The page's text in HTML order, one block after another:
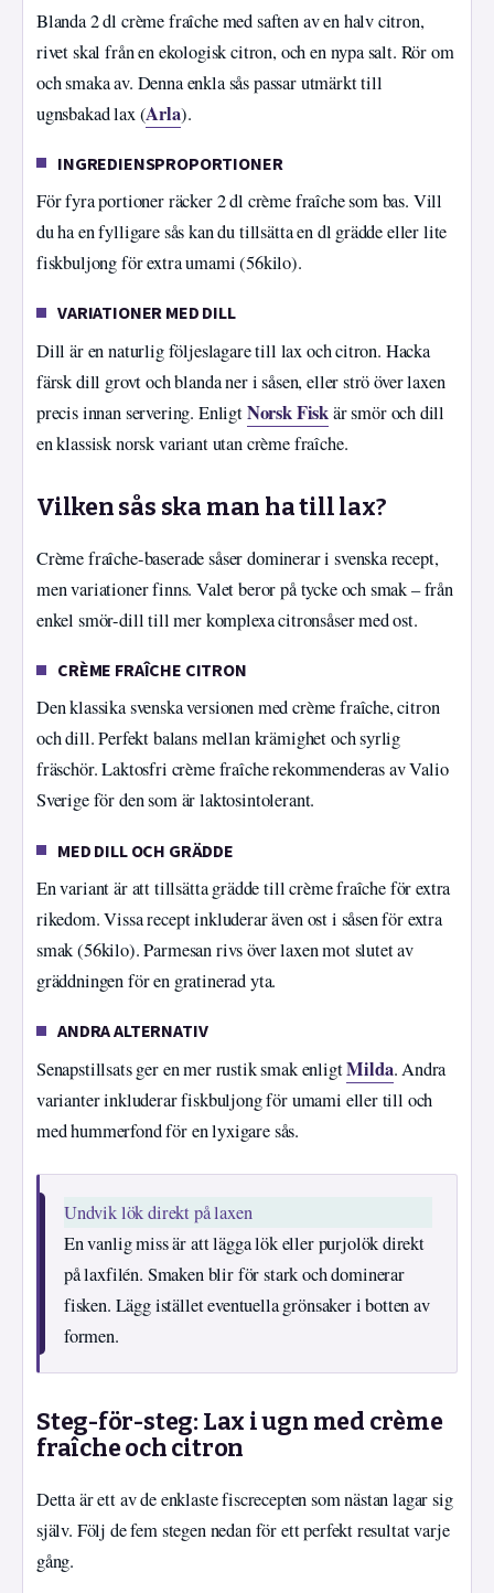
Blanda 2 dl crème fraîche med saften av en halv citron,
rivet skal från en ekologisk citron, och en nypa salt. Rör om
och smaka av. Denna enkla sås passar utmärkt till
ugnsbakad lax (Arla).
INGREDIENSPROPORTIONER
För fyra portioner räcker 2 dl crème fraîche som bas. Vill
du ha en fylligare sås kan du tillsätta en dl grädde eller lite
fiskbuljong för extra umami (56kilo).
VARIATIONER MED DILL
Dill är en naturlig följeslagare till lax och citron. Hacka
färsk dill grovt och blanda ner i såsen, eller strö över laxen
precis innan servering. EnligtNorsk Fiskär smör och dill
en klassisk norsk variant utan crème fraîche.
Vilken sås ska man ha till lax?
Crème fraîche-baserade såser dominerar i svenska recept,
men variationer finns. Valet beror på tycke och smak – från
enkel smör-dill till mer komplexa citronsåser med ost.
CRÈME FRAÎCHE CITRON
Den klassika svenska versionen med crème fraîche, citron
och dill. Perfekt balans mellan krämighet och syrlig
fräschör. Laktosfri crème fraîche rekommenderas av Valio
Sverige för den som är laktosintolerant.
MED DILL OCH GRÄDDE
En variant är att tillsätta grädde till crème fraîche för extra
rikedom. Vissa recept inkluderar även ost i såsen för extra
smak (56kilo). Parmesan rivs över laxen mot slutet av
gräddningen för en gratinerad yta.
ANDRA ALTERNATIV
Senapstillsats ger en mer rustik smak enligtMilda. Andra
varianter inkluderar fiskbuljong för umami eller till och
med hummerfond för en lyxigare sås.
Undvik lök direkt på laxen
En vanlig miss är att lägga lök eller purjolök direkt
på laxfilén. Smaken blir för stark och dominerar
fisken. Lägg istället eventuella grönsaker i botten av
formen.
Steg-för-steg: Lax i ugn med crème
fraîche och citron
Detta är ett av de enklaste fiscrecepten som nästan lagar sig
själv. Följ de fem stegen nedan för ett perfekt resultat varje
gång.